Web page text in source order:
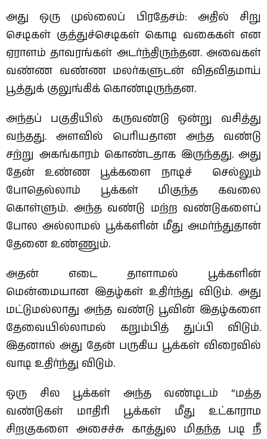
அது ஒரு முல்லைப் பிரதேசம்: அதில் சிறு
செடிகள் குத்துச்செடிகள் கொடி வகைகள் என
ஏராளம் தாவரங்கள் அடர்ந்திருந்தன. அவைகள்
வண்ண வண்ண மலர்களுடன் விதவிதமாய்
பூத்துக் குலுங்கிக் கொண்டிருந்தன.
அந்தப் பகுதியில் கருவண்டு ஒன்று வசித்து
வந்தது. அளவில் பெரியதான அந்த வண்டு
சற்று அகங்காரம் கொண்டதாக இருந்தது. அது
தேன் உண்ண பூக்களை நாடிச் செல்லும்
போதெல்லாம் பூக்கள் மிகுந்த கவலை
கொள்ளும். அந்த வண்டு மற்ற வண்டுகளைப்
போல அல்லாமல் பூக்களின் மீது அமர்ந்துதான்
தேனை உண்ணும்.
அதன் எடை தாளாமல் பூக்களின்
மென்மையான இதழ்கள் உதிர்ந்து விடும். அது
மட்டுமல்லாது அந்த வண்டு பூவின் இதழ்களை
தேவையில்லாமல் கறும்பித் துப்பி விடும்.
இதனால் அது தேன் பருகிய பூக்கள் விரைவில்
வாடி உதிர்ந்து விடும்.
ஒரு சில பூக்கள் அந்த வண்டிடம் “மத்த
வண்டுகள் மாதிரி பூக்கள் மீது உட்காராம
சிறகுகளை அசைச்சு காத்துல மிதந்த படி நீ